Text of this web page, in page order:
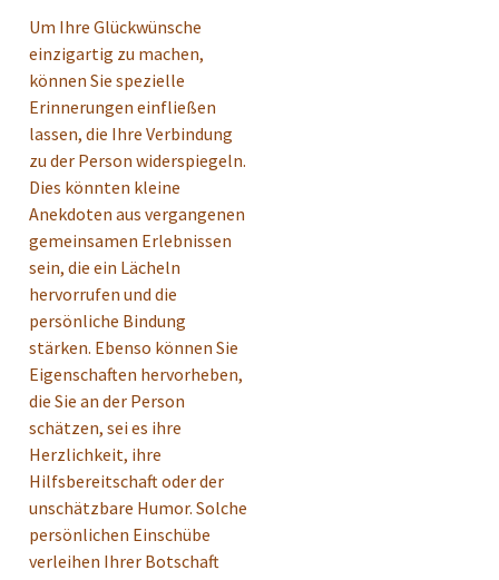
Um Ihre Glückwünsche
einzigartig zu machen,
können Sie spezielle
Erinnerungen einfließen
lassen, die Ihre Verbindung
zu der Person widerspiegeln.
Dies könnten kleine
Anekdoten aus vergangenen
gemeinsamen Erlebnissen
sein, die ein Lächeln
hervorrufen und die
persönliche Bindung
stärken. Ebenso können Sie
Eigenschaften hervorheben,
die Sie an der Person
schätzen, sei es ihre
Herzlichkeit, ihre
Hilfsbereitschaft oder der
unschätzbare Humor. Solche
persönlichen Einschübe
verleihen Ihrer Botschaft